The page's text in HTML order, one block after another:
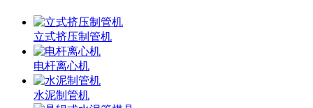
立式挤压制管机
电杆离心机
水泥制管机